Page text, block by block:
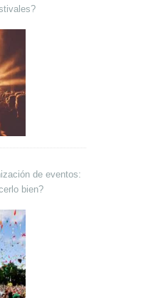
de eventos:
bien?